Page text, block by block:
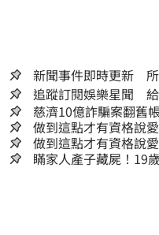
新聞事件即時更新 所
追蹤訂閱娛樂星聞
慈濟10億詐騙案翻舊
償還2022政治利息
做到這點才有資格說
做到這點才有資格說
瞞家人產子藏屍！19